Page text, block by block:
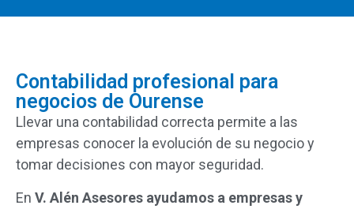
Contabilidad profesional para
negocios de Ourense
Llevar una contabilidad correcta permite a las
empresas conocer la evolución de su negocioy
tomar decisiones con mayor seguridad.
En V. Alén Asesores ayudamos a empresasy